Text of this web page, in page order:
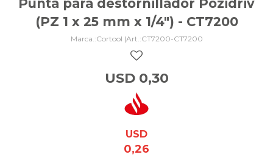
Punta para destornillador Pozidriv
(PZ 1 x 25 mm x 1/4") - CT7200
Cortool | CT7200-CT7200
USD 0,30
USD
0,26